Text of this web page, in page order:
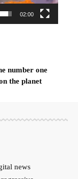
02:00
number one
the planet
news